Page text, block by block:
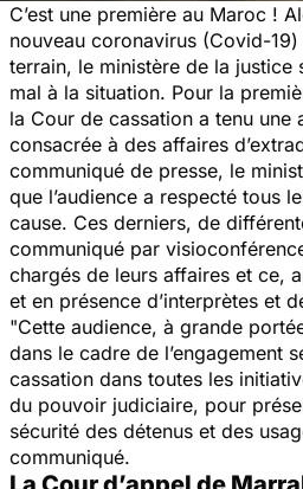
C’est une première au Maroc !
nouveau coronavirus (Covid-
terrain, le ministère de la justice
mal à la situation. Pour la
la Cour de cassation a tenu une
consacrée à des affaires
communiqué de presse, le
que l’audience a respecté tous
cause. Ces derniers, de
communiqué par
chargés de leurs affaires et ce,
et en présence d’interprètes et
"Cette audience, à grande
dans le cadre de l’engagement
cassation dans toutes les
du pouvoir judiciaire, pour
sécurité des détenus et des
communiqué.